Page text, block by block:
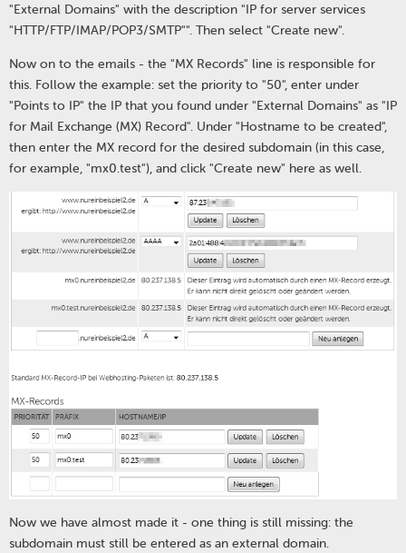
"External Domains" with the description "IP for server services
"HTTP/FTP/IMAP/POP3/SMTP"". Then select "Create new".
Now on to the emails - the "MX Records" line is responsible for
this. Follow the example: set the priority to "50", enter under
"Points to IP" the IP that you found under "External Domains" as "IP
for Mail Exchange (MX) Record". Under "Hostname to be created",
then enter the MX record for the desired subdomain (in this case,
for example, "mx0.test"), and click "Create new" here as well.
Now we have almost made it - one thing is still missing: the
subdomain must still be entered as an external domain.